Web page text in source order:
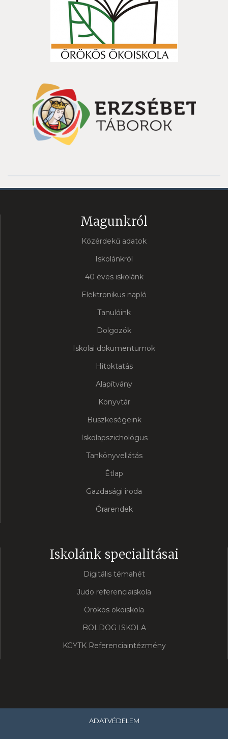
Magunkról
Közérdekű adatok
Iskolánkról
40 éves iskolánk
Elektronikus napló
Tanulóink
Dolgozók
Iskolai dokumentumok
Hitoktatás
Alapítvány
Könyvtár
Büszkeségeink
Iskolapszichológus
Tankönyvellátás
Étlap
Gazdasági iroda
Órarendek
Iskolánk specialitásai
Digitális témahét
Judo referenciaiskola
Örökös ökoiskola
BOLDOG ISKOLA
KGYTK Referenciaintézmény
ADATVÉDELEM